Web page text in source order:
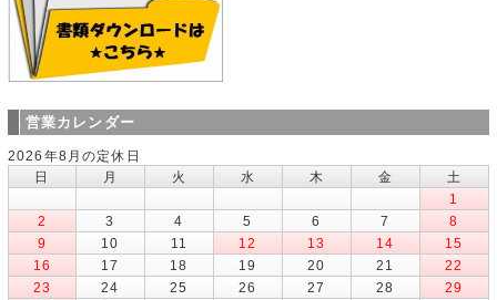
営業カレンダー
2026年8月の定休日
日
月 火 水 木 金
土
1
2
3 4 5 6 7
8
9
10 11 12 13 14
15
16
17 18 19 20 21
22
23
24 25 26 27 28
29